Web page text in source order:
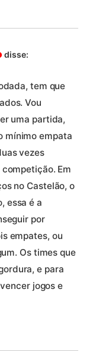
disse:
tem que
Vou
uma partida,
mínimo empata
vezes
Em
no Castelão, o
essa é a
por
empates, ou
Os times que
e para
jogos e